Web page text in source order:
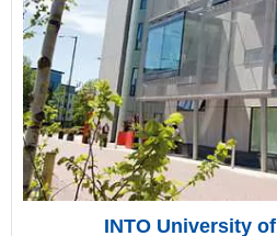
INTO University